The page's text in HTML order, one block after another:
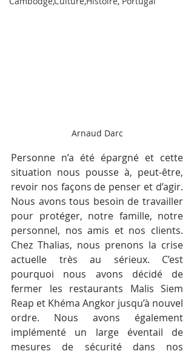
Arnaud Darc
Personne n’a été épargné et cette
situation nous pousse à, peut-être,
revoir nos façons de penser et d’agir.
Nous avons tous besoin de travailler
pour protéger, notre famille, notre
personnel, nos amis et nos clients.
Chez Thalias, nous prenons la crise
actuelle très au sérieux. C’est
pourquoi nous avons décidé de
fermer les restaurants Malis Siem
Reap et Khéma Angkor jusqu’à nouvel
ordre. Nous avons également
implémenté un large éventail de
mesures de sécurité dans nos